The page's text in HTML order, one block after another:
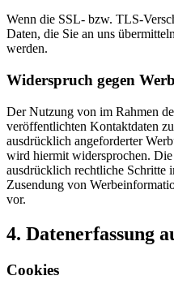
Wenn die SSL- bzw. TLS-
Daten, die Sie an uns
werden.
Widerspruch gegen
Der Nutzung von im Rahmen
veröffentlichten Kontaktdaten
ausdrücklich angeforderter
wird hiermit widersprochen. Die
ausdrücklich rechtliche Schritte
Zusendung von
vor.
4. Datenerfassung
Cookies